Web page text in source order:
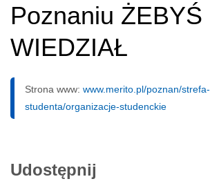
Poznaniu ŻEBYŚ
WIEDZIAŁ
Strona www: www.merito.pl/poznan/strefa-
studenta/organizacje-studenckie
Udostępnij